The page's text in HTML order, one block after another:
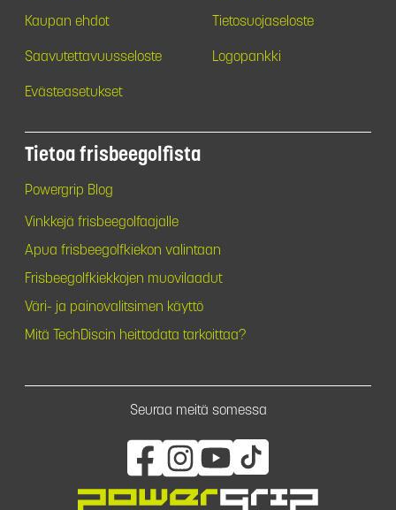
Kaupan ehdot Tietosuojaseloste
Saavutettavuusseloste Logopankki
Evästeasetukset
Tietoa frisbeegolfista
Powergrip Blog
Vinkkejä frisbeegolfaajalle
Apua frisbeegolfkiekon valintaan
Frisbeegolfkiekkojen muovilaadut
Väri- ja painovalitsimen käyttö
Mitä TechDiscin heittodata tarkoittaa?
Seuraa meitä somessa